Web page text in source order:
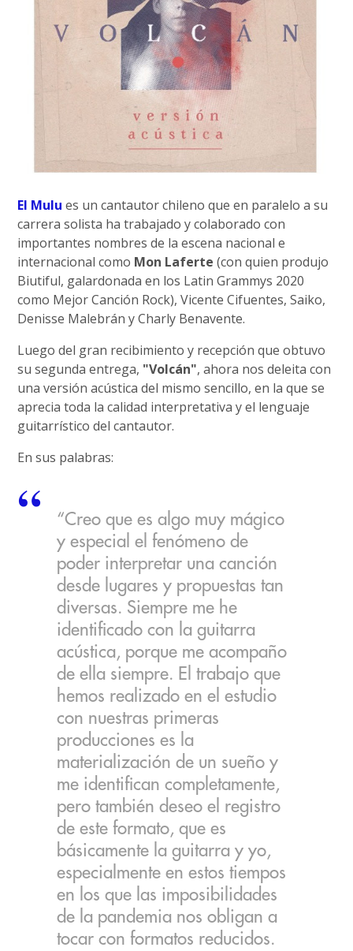
El Mulu es un cantautor chileno que en paralelo a su
carrera solista ha trabajado y colaborado con
importantes nombres de la escena nacional e
internacional como Mon Laferte (con quien produjo
Biutiful, galardonada en los Latin Grammys 2020
como Mejor Canción Rock), Vicente Cifuentes, Saiko,
Denisse Malebrán y Charly Benavente.
Luego del gran recibimiento y recepción que obtuvo
su segunda entrega, "Volcán", ahora nos deleita con
una versión acústica del mismo sencillo, en la que se
aprecia toda la calidad interpretativa y el lenguaje
guitarrístico del cantautor.
En sus palabras:
“Creo que es algo muy mágico
y especial el fenómeno de
poder interpretar una canción
desde lugares y propuestas tan
diversas. Siempre me he
identificado con la guitarra
acústica, porque me acompaño
de ella siempre. El trabajo que
hemos realizado en el estudio
con nuestras primeras
producciones es la
materialización de un sueño y
me identifican completamente,
pero también deseo el registro
de este formato, que es
básicamente la guitarra y yo,
especialmente en estos tiempos
en los que las imposibilidades
de la pandemia nos obligan a
tocar con formatos reducidos.